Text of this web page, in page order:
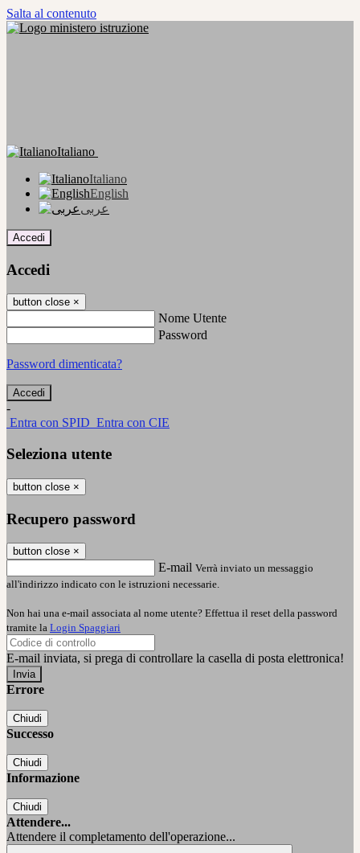
Salta al contenuto
Italiano
Italiano
English
عربى
Accedi
Accedi
button close ×
Nome Utente
Password
Password dimenticata?
-
Entra con SPID Entra con CIE
Seleziona utente
button close ×
Recupero password
button close ×
E-mail Verrà inviato un messaggio
all'indirizzo indicato con le istruzioni necessarie.
Non hai una e-mail associata al nome utente? Effettua il reset della password
tramite la Login Spaggiari
E-mail inviata, si prega di controllare la casella di posta elettronica!
Errore
Chiudi
Successo
Chiudi
Informazione
Chiudi
Attendere...
Attendere il completamento dell'operazione...